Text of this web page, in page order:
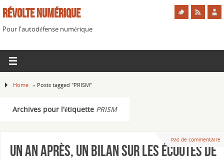
Révolte Numérique
Pour l'autodéfense numérique
Home » Posts tagged "PRISM"
Archives pour l'étiquette PRISM
Pas de commentaire
Un an après, un bilan sur les écoutes de